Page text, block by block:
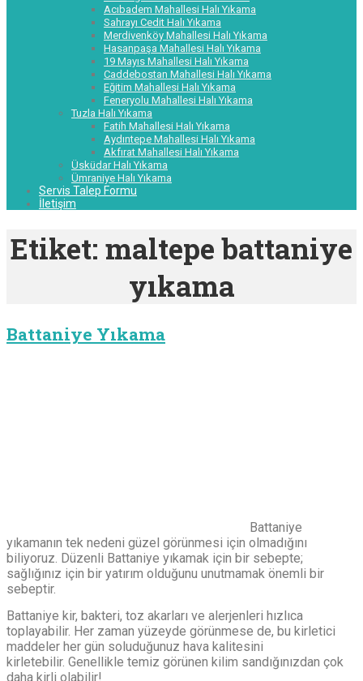
Acıbadem Mahallesi Halı Yıkama
Sahrayı Cedit Halı Yıkama
Merdivenköy Mahallesi Halı Yıkama
Hasanpaşa Mahallesi Halı Yıkama
19 Mayıs Mahallesi Halı Yıkama
Caddebostan Mahallesi Halı Yıkama
Eğitim Mahallesi Halı Yıkama
Feneryolu Mahallesi Halı Yıkama
Tuzla Halı Yıkama
Fatih Mahallesi Halı Yıkama
Aydıntepe Mahallesi Halı Yıkama
Akfırat Mahallesi Halı Yıkama
Üsküdar Halı Yıkama
Ümraniye Halı Yıkama
Servis Talep Formu
İletişim
Etiket: maltepe battaniye
yıkama
Battaniye Yıkama
Battaniye
yıkamanın tek nedeni güzel görünmesi için olmadığını
biliyoruz. Düzenli Battaniye yıkamak için bir sebepte;
sağlığınız için bir yatırım olduğunu unutmamak önemli bir
sebeptir.
Battaniye kir, bakteri, toz akarları ve alerjenleri hızlıca
toplayabilir. Her zaman yüzeyde görünmese de, bu kirletici
maddeler her gün soluduğunuz hava kalitesini
kirletebilir. Genellikle temiz görünen kilim sandığınızdan çok
daha kirli olabilir!